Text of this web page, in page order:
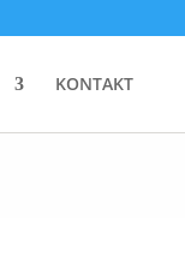
KONTAKT